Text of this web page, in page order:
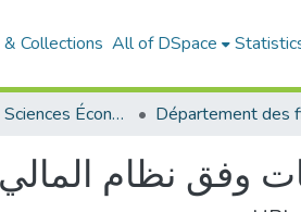
Collections All of DSpace
Faculté des Sciences Économiques Commerciales et des Sciences de Gestion
وفق نظام